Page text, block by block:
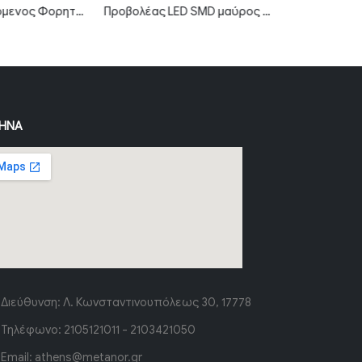
Επαναφορτιζόμενος Φορητός Προβολέας LED SMD 600Lm IP44 10W Ψυχρό λευκό MTN-54011 Προβολέας LED SMD μαύρος σειρά City 100W Φυσικό λευκό MTN-59281
Διεύθυνση: Λ. Κωνσταντινουπόλεως 30, 17778
Τηλέφωνο: 2105121011 - 2103421050
Email: athens@metanor.gr